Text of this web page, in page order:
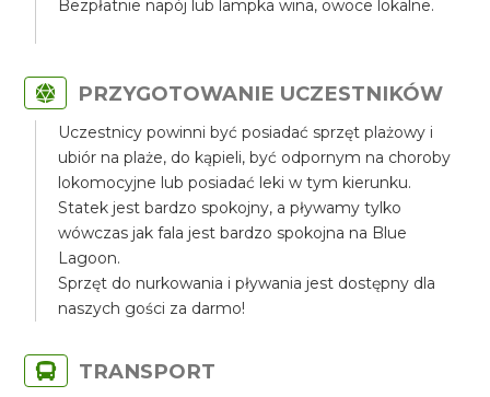
Bezpłatnie napój lub lampka wina, owoce lokalne.
PRZYGOTOWANIE UCZESTNIKÓW
Uczestnicy powinni być posiadać sprzęt plażowy i
ubiór na plaże, do kąpieli, być odpornym na choroby
lokomocyjne lub posiadać leki w tym kierunku.
Statek jest bardzo spokojny, a pływamy tylko
wówczas jak fala jest bardzo spokojna na Blue
Lagoon.
Sprzęt do nurkowania i pływania jest dostępny dla
naszych gości za darmo!
TRANSPORT